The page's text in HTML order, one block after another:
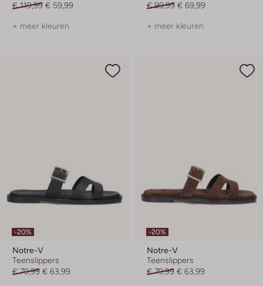
€ 119,99 € 59,99
+ meer kleuren
€ 99,99 € 69,99
+ meer kleuren
-20%
Notre-V
Teenslippers
€ 79,99 € 63,99
-20%
Notre-V
Teenslippers
€ 79,99 € 63,99